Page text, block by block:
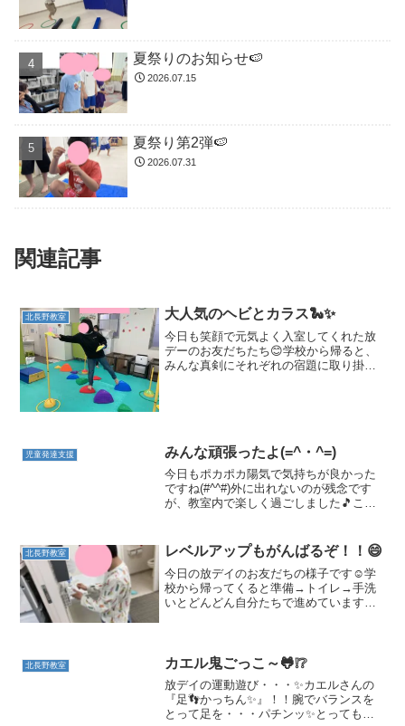
夏祭りのお知らせ🍉
2026.07.15
夏祭り第2弾🍉
2026.07.31
関連記事
北長野教室 大人気のヘビとカラス🐍✨
今日も笑顔で元気よく入室してくれた放
デーのお友だちたち😊学校から帰ると、
みんな真剣にそれぞれの宿題に取り掛か
児童発達支援 みんな頑張ったよ(=^・^=)
今日もポカポカ陽気で気持ちが良かった
ですね(#^^#)外に出れないのが残念です
が、教室内で楽しく過ごしました🎵この
車博士です😊なので、キャタピラーも大
喜びでした😊笑顔...
北長野教室 レベルアップもがんばるぞ！！😄
今日の放デイのお友だちの様子です☺️学
校から帰ってくると準備→トイレ→手洗
いとどんどん自分たちで進めています✨
いに！」などレベルアッ...
北長野教室 カエル鬼ごっこ～🐸❕❔
放デイの運動遊び・・・✨カエルさんの
『足👣かっちん✨』！！腕でバランスを
とって足を・・・パチンッ✨とっても上